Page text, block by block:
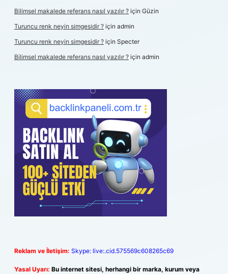
Bilimsel makalede referans nasıl yazılır ? için Güzin
Turuncu renk neyin simgesidir ? için admin
Turuncu renk neyin simgesidir ? için Specter
Bilimsel makalede referans nasıl yazılır ? için admin
Reklam ve İletişim: Skype: live:.cid.575569c608265c69
Yasal Uyarı: Bu internet sitesi, herhangi bir marka, kurum veya